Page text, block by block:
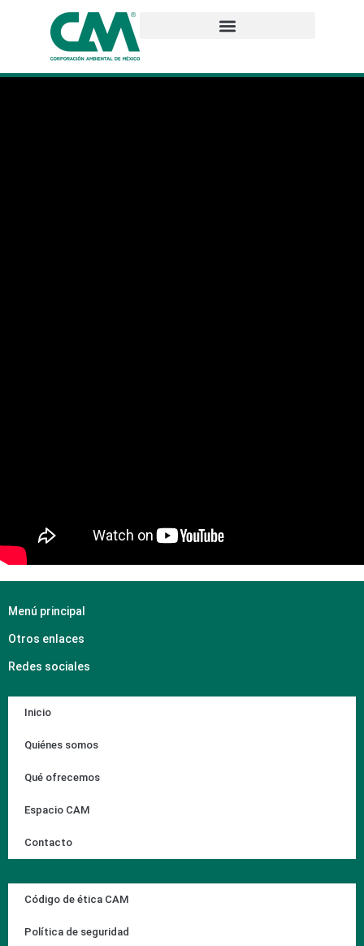
Menú principal
Otros enlaces
Redes sociales
Inicio
Quiénes somos
Qué ofrecemos
Espacio CAM
Contacto
Código de ética CAM
Política de seguridad